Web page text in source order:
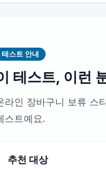
테스트 안내
테스트, 이런
라인 장바구니 보류 스
스트예요.
추천 대상